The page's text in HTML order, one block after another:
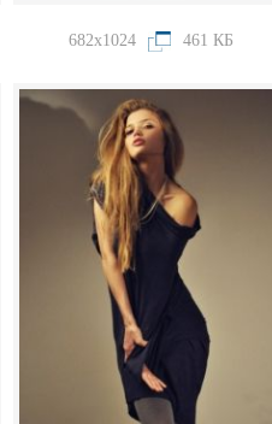
682x1024 461 КБ